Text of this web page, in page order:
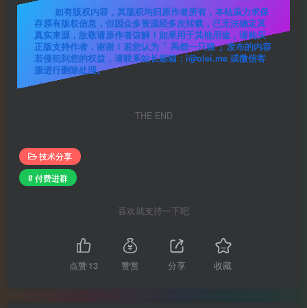
如有版权内容，其版权均归原作者所有，本站虽力求保
存原有版权信息，但因众多资源经多次转载，已无法确定其
真实来源，故敬请原作者谅解！如果用于其他用途，请购买
正版支持作者，谢谢！若您认为「 禹都一只猫 」发布的内容
若侵犯到您的权益，请联系站长邮箱：i@olei.me 或微信客
服进行删除处理。
THE END
技术分享
# 付费进群
喜欢就支持一下吧
点赞13 赞赏 分享 收藏